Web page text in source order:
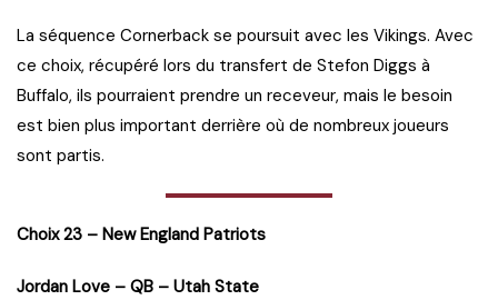
La séquence Cornerback se poursuit avec les Vikings. Avec
ce choix, récupéré lors du transfert de Stefon Diggs à
Buffalo, ils pourraient prendre un receveur, mais le besoin
est bien plus important derrière où de nombreux joueurs
sont partis.
Choix 23 – New England Patriots
Jordan Love – QB – Utah State